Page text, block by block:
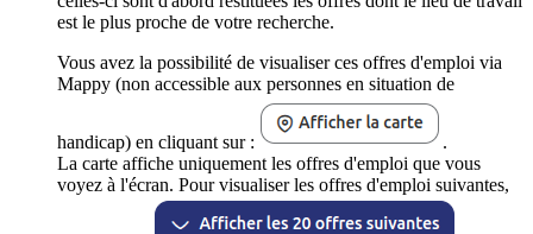
est le plus proche de votre recherche.
Vous avez la possibilité de visualiser ces offres d'emploi via
Mappy (non accessible aux personnes en situation de
handicap) en cliquant sur :
.
La carte affiche uniquement les offres d'emploi que vous
voyez à l'écran. Pour visualiser les offres d'emploi suivantes,